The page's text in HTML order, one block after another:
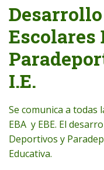
I.E.
Se comunica a todas
EBA y EBE. El
Deportivos y
Educativa.